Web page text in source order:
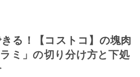
る！【コストコ】の塊肉
ラミ」の切り分け方と下処